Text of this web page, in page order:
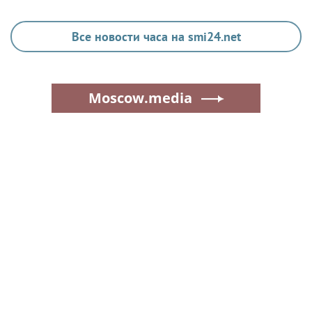
Все новости часа на smi24.net
Moscow.media